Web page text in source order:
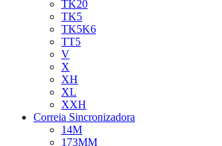
TK20
TK5
TK5K6
TT5
V
X
XH
XL
XXH
Correia Sincronizadora
14M
173MM